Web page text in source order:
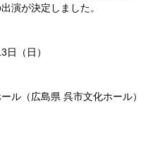
演が決定しました。
日（日）
ル（広島県 呉市文化ホール）